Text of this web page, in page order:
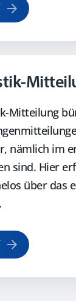
Mitteilung
nämlich im
sind. Hier
über das